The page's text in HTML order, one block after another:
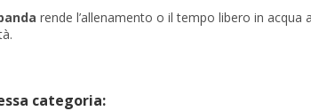
rende l’allenamento o il tempo libero in
categoria: